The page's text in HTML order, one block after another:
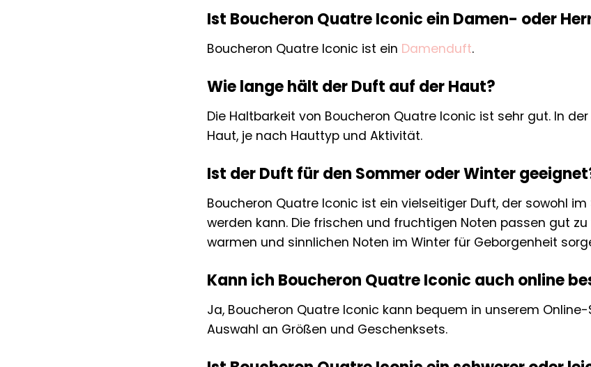
Ist Boucheron Quatre Iconic ein Damen- oder
Boucheron Quatre Iconic ist ein Damenduft.
Wie lange hält der Duft auf der Haut?
Die Haltbarkeit von Boucheron Quatre Iconic ist sehr gut. In
Haut, je nach Hauttyp und Aktivität.
Ist der Duft für den Sommer oder Winter
Boucheron Quatre Iconic ist ein vielseitiger Duft, der sowohl
werden kann. Die frischen und fruchtigen Noten passen gut
warmen und sinnlichen Noten im Winter für Geborgenheit
Kann ich Boucheron Quatre Iconic auch online
Ja, Boucheron Quatre Iconic kann bequem in unserem
Auswahl an Größen und Geschenksets.